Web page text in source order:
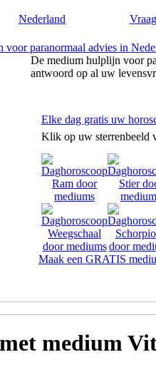
Nederland
De medium hulplijn voor
antwoord op al uw
Elke dag gratis uw
Klik op uw sterrenbeeld
Maak een GRATIS
medium